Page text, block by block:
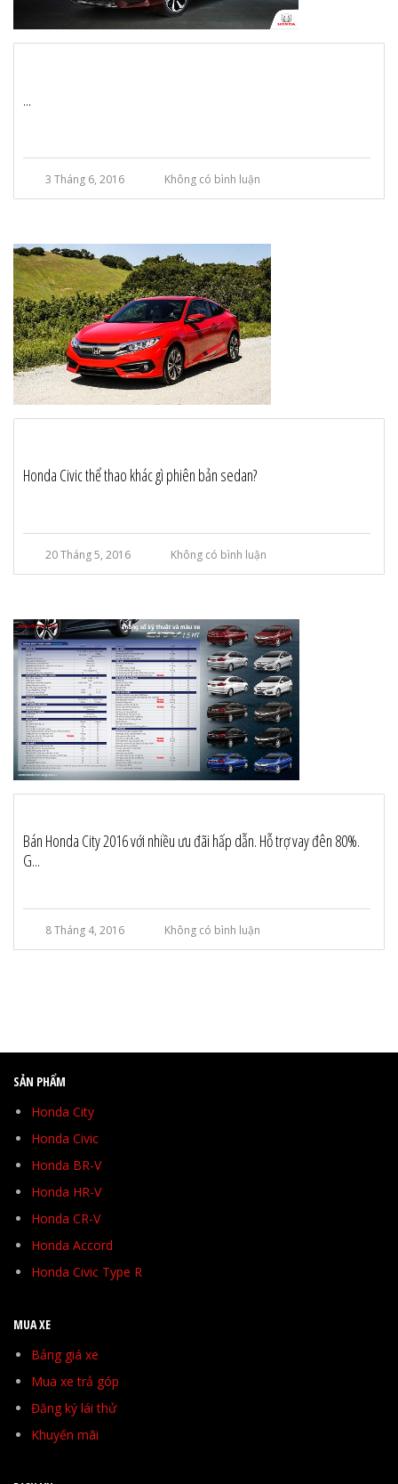
...
3 Tháng 6, 2016 Không có bình luận
Honda Civic thể thao khác gì phiên bản sedan?
20 Tháng 5, 2016 Không có bình luận
Bán Honda City 2016 với nhiều ưu đãi hấp dẫn. Hỗ trợ vay đên 80%.
G...
8 Tháng 4, 2016 Không có bình luận
SẢN PHẨM
Honda City
Honda Civic
Honda BR-V
Honda HR-V
Honda CR-V
Honda Accord
Honda Civic Type R
MUA XE
Bảng giá xe
Mua xe trả góp
Đăng ký lái thử
Khuyến mãi